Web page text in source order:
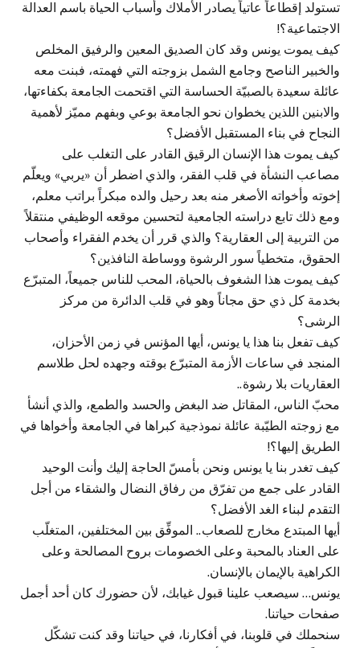
تستولد إقطاعاً عاتياً يصادر الأملاك وأسباب الحياة باسم العدالة
الاجتماعية؟!
كيف يموت يونس وقد كان الصديق المعين والرفيق المخلص
والخبير الناصح وجامع الشمل بزوجته التي فهمته، فبنت معه
عائلة سعيدة بالصبيّة الحساسة التي اقتحمت الجامعة بكفاءتها،
والابنين اللذين يخطوان نحو الجامعة بوعي وبفهم مميّز لأهمية
النجاح في بناء المستقبل الأفضل؟
كيف يموت هذا الإنسان الرقيق القادر على التغلب على
مصاعب النشأة في قلب الفقر، والذي اضطر أن «يربي» ويعلّم
إخوته وأخواته الأصغر منه بعد رحيل والده مبكراً براتب معلم،
ومع ذلك تابع دراسته الجامعية لتحسين موقعه الوظيفي منتقلاً
من التربية إلى العقارية؟ والذي قرر أن يخدم الفقراء وأصحاب
الحقوق، متخطياً سور الرشوة ووساطة النافذين؟
كيف يموت هذا الشغوف بالحياة، المحب للناس جميعاً، المتبرّع
بخدمة كل ذي حق مجاناً وهو في قلب الدائرة من مركز
الرشى؟
كيف تفعل بنا هذا يا يونس، أيها المؤنس في زمن الأحزان،
المنجد في ساعات الأزمة المتبرّع بوقته وجهده لحل طلاسم
العقاريات بلا رشوة..
محبّ الناس، المقاتل ضد البغض والحسد والطمع، والذي أنشأ
مع زوجته الطيّبة عائلة نموذجية كبراها في الجامعة وأخواها في
الطريق إليها؟!
كيف تغدر بنا يا يونس ونحن بأمسّ الحاجة إليك وأنت الوحيد
القادر على جمع من تفرّق من رفاق النضال والشقاء من أجل
التقدم لبناء الغد الأفضل؟
أيها المبتدع مخارج للصعاب.. الموفِّق بين المختلفين، المتغلّب
على العناد بالمحبة وعلى الخصومات بروح المصالحة وعلى
الكراهية بالإيمان بالإنسان.
يونس… سيصعب علينا قبول غيابك، لأن حضورك كان أحد أجمل
صفحات حياتنا.
سنحملك في قلوبنا، في أفكارنا، في حياتنا وقد كنت تشكّل